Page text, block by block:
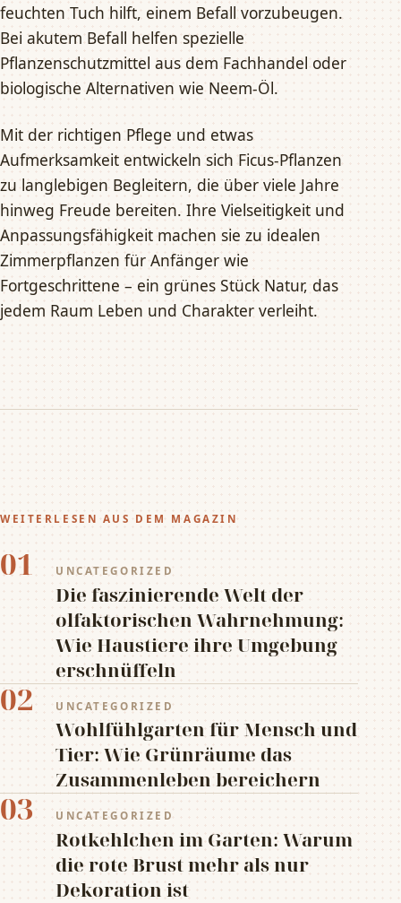
feuchten Tuch hilft, einem Befall vorzubeugen.
Bei akutem Befall helfen spezielle
Pflanzenschutzmittel aus dem Fachhandel oder
biologische Alternativen wie Neem-Öl.
Mit der richtigen Pflege und etwas
Aufmerksamkeit entwickeln sich Ficus-Pflanzen
zu langlebigen Begleitern, die über viele Jahre
hinweg Freude bereiten. Ihre Vielseitigkeit und
Anpassungsfähigkeit machen sie zu idealen
Zimmerpflanzen für Anfänger wie
Fortgeschrittene – ein grünes Stück Natur, das
jedem Raum Leben und Charakter verleiht.
WEITERLESEN AUS DEM MAGAZIN
01 UNCATEGORIZED
Die faszinierende Welt der
olfaktorischen Wahrnehmung:
Wie Haustiere ihre Umgebung
erschnüffeln
02 UNCATEGORIZED
Wohlfühlgarten für Mensch und
Tier: Wie Grünräume das
Zusammenleben bereichern
03 UNCATEGORIZED
Rotkehlchen im Garten: Warum
die rote Brust mehr als nur
Dekoration ist